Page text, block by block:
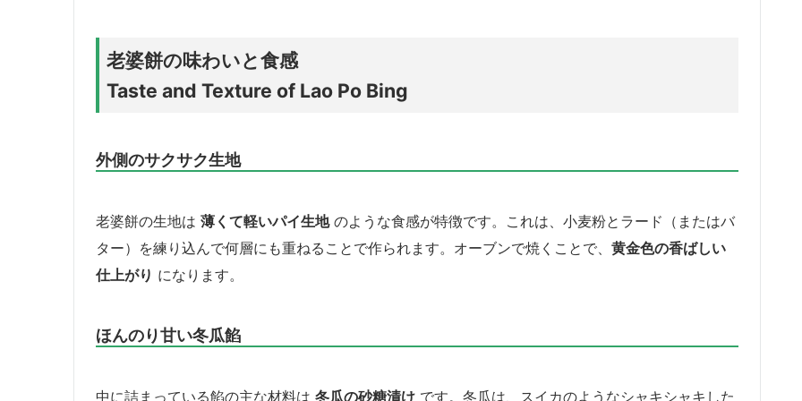
老婆餅の味わいと食感
Taste and Texture of Lao Po Bing
外側のサクサク生地
老婆餅の生地は 薄くて軽いパイ生地のような食感が特徴です。これは、小麦粉とラード（またはバ
ター）を練り込んで何層にも重ねることで作られます。オーブンで焼くことで、 黄金色の香ばしい
仕上がり になります。
ほんのり甘い冬瓜餡
中に詰まっている餡の主な材料は 冬瓜の砂糖漬け です。冬瓜は、スイカのようなシャキシャキした